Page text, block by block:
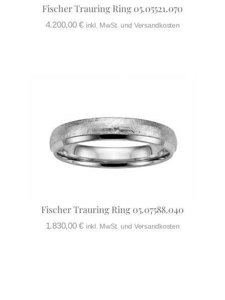
Fischer Trauring Ring 05.05521.070
4.200,00€ inkl. MwSt. und Versandkosten
Fischer Trauring Ring 05.07588.040
1.830,00€ inkl. MwSt. und Versandkosten